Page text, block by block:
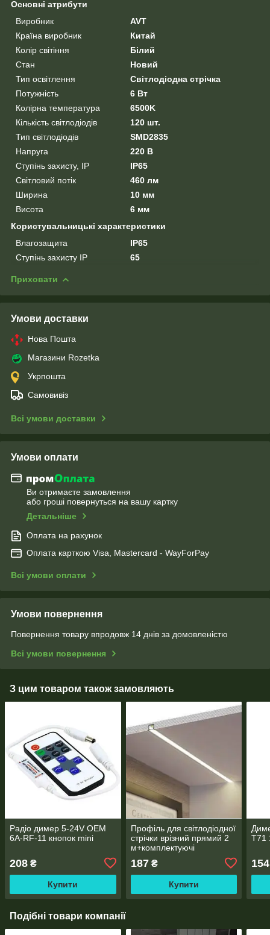
Основні атрибути
Виробник
AVT
Країна виробник
Китай
Колір світіння
Білий
Стан
Новий
Тип освітлення
Світлодіодна стрічка
Потужність
6 Вт
Колірна температура
6500K
Кількість світлодіодів
120 шт.
Тип світлодіодів
SMD2835
Напруга
220 В
Ступінь захисту, IP
IP65
Світловий потік
460 лм
Ширина
10 мм
Висота
6 мм
Користувальницькі характеристики
Влагозащита
IP65
Ступінь захисту IP
65
Приховати
Умови доставки
Нова Пошта
Магазини Rozetka
Укрпошта
Самовивіз
Всі умови доставки
Умови оплати
Ви отримаєте замовлення
або гроші повернуться на вашу картку
Детальніше
Оплата на рахунок
Оплата карткою Visa, Mastercard - WayForPay
Всі умови оплати
Умови повернення
Повернення товару впродовж 14 днів за домовленістю
Всі умови повернення
З цим товаром також замовляють
Радіо димер 5-24V OEM
6A-RF-11 кнопок mini
208 ₴
Купити
Профіль для світлодіодної
стрічки врізний прямий 2
м+комплектуючі
187₴
Купити
T71
154
Подібні товари компанії